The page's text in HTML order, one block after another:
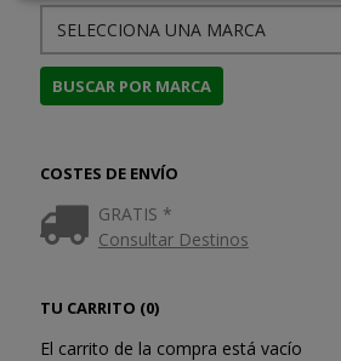
COSTES DE ENVÍO
GRATIS *
Consultar Destinos
TU CARRITO (0)
El carrito de la compra está vacío